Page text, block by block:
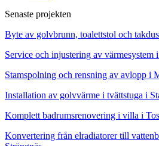
Senaste projekten
Byte av golvbrunn, toalettstol och
Service och injustering av värmesystem
Stamspolning och rensning av avlopp i
Installation av golvvärme i tvättstuga i
Komplett badrumsrenovering i villa i
Konvertering från elradiatorer till